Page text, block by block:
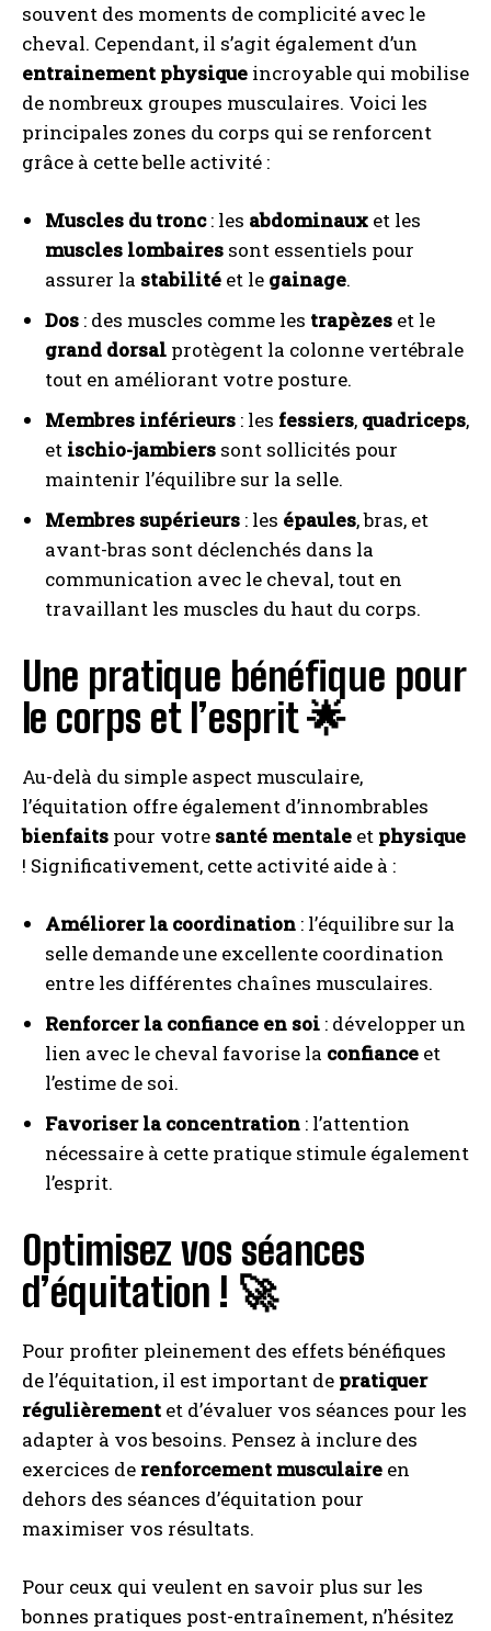
souvent des moments de complicité avec le
cheval. Cependant, il s’agit également d’un
entrainement physique incroyable qui mobilise
de nombreux groupes musculaires. Voici les
principales zones du corps qui se renforcent
grâce à cette belle activité :
Muscles du tronc: les abdominaux et les
muscles lombaires sont essentiels pour
assurer la stabilité et le gainage.
Dos : des muscles comme les trapèzes et le
grand dorsal protègent la colonne vertébrale
tout en améliorant votre posture.
Membres inférieurs : les fessiers, quadriceps,
et ischio-jambiers sont sollicités pour
maintenir l’équilibre sur la selle.
Membres supérieurs : les épaules, bras, et
avant-bras sont déclenchés dans la
communication avec le cheval, tout en
travaillant les muscles du haut du corps.
Une pratique bénéfique pour
le corps et l’esprit 🌟
Au-delà du simple aspect musculaire,
l’équitation offre également d’innombrables
bienfaits pour votre santé mentale et physique
! Significativement, cette activité aide à :
Améliorer la coordination : l’équilibre sur la
selle demande une excellente coordination
entre les différentes chaînes musculaires.
Renforcer la confiance en soi : développer un
lien avec le cheval favorise la confiance et
l’estime de soi.
Favoriser la concentration : l’attention
nécessaire à cette pratique stimule également
l’esprit.
Optimisez vos séances
d’équitation ! 🚀
Pour profiter pleinement des effets bénéfiques
de l’équitation, il est important de pratiquer
régulièrement et d’évaluer vos séances pour les
adapter à vos besoins. Pensez à inclure des
exercices de renforcement musculaire en
dehors des séances d’équitation pour
maximiser vos résultats.
Pour ceux qui veulent en savoir plus sur les
bonnes pratiques post-entraînement, n’hésitez